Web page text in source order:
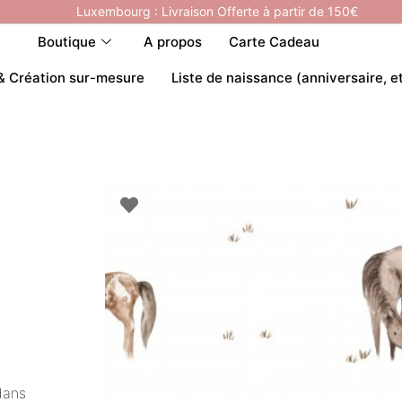
Luxembourg : Livraison Offerte à partir de 150€
Boutique A propos Carte Cadeau
Création sur-mesure Liste de naissance (anniversaire,